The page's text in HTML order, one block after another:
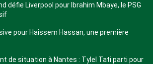
défie Liverpool pour Ibrahim Mbaye, le PSG
pour Haissem Hassan, une première
de situation à Nantes : Tylel Tati parti pour